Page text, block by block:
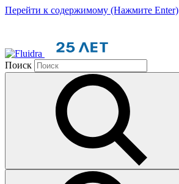
Перейти к содержимому (Нажмите Enter)
Поиск